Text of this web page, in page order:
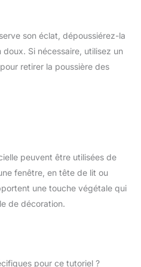
son éclat, dépoussiérez-la
Si nécessaire, utilisez un
retirer la poussière des
peuvent être utilisées de
fenêtre, en tête de lit ou
une touche végétale qui
de décoration.
pour ce tutoriel ?